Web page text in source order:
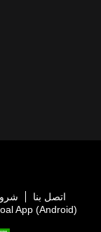
اتصل بنا
App (Android)